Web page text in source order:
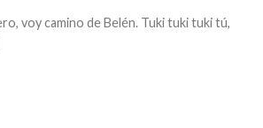
voy camino de Belén. Tuki tuki tuki tú,